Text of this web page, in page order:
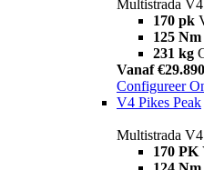
Multistrada V4
170 pk
125 Nm
231 kg
Vanaf €29.890
Configureer
V4 Pikes Peak
Multistrada
170 PK